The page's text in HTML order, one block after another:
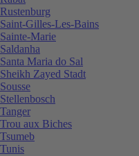
Rustenburg
Saint-Gilles-Les-Bains
Sainte-Marie
Saldanha
Santa Maria do Sal
Sheikh Zayed Stadt
Sousse
Stellenbosch
Tanger
Trou aux Biches
Tsumeb
Tunis